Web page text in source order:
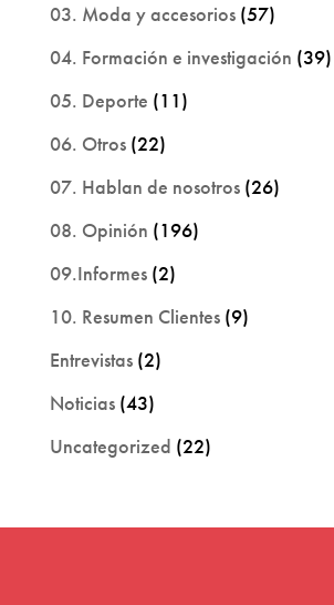
03. Moda y accesorios(57)
04. Formación e investigación (39)
05. Deporte (11)
06. Otros(22)
07. Hablan de nosotros(26)
08. Opinión (196)
09.Informes(2)
10. Resumen Clientes(9)
Entrevistas(2)
Noticias(43)
Uncategorized (22)